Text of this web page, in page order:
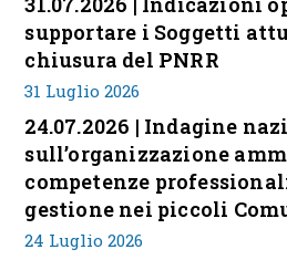
supportare i Soggetti
chiusura del PNRR
31 Luglio 2026
24.07.2026 | Indagine
sull’organizzazione
competenze
gestione nei piccoli
24 Luglio 2026